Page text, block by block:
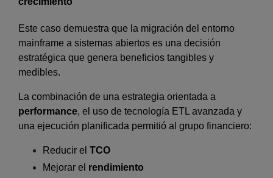
Este caso demuestra que la migración del entorno
mainframe a sistemas abiertos es una decisión
estratégica que genera beneficios tangibles y
medibles.
La combinación de una estrategia orientada a
performance, el uso de tecnología ETL avanzada y
una ejecución planificada permitió al grupo financiero:
Reducir el TCO
Mejorar el rendimiento